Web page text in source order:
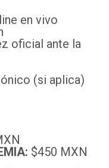
en vivo
oficial ante la
(si aplica)
$450 MXN